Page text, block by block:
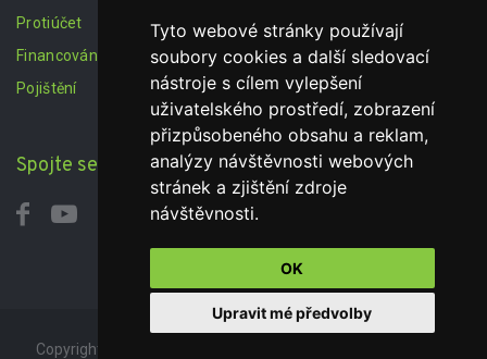
Tyto webové stránky používají
soubory cookies a další sledovací
nástroje s cílem vylepšení
uživatelského prostředí, zobrazení
přizpůsobeného obsahu a reklam,
analýzy návštěvnosti webových
stránek a zjištění zdroje
návštěvnosti.
OK
Upravit mé předvolby
Protiúčet
Financování
Pojištění
Spojte se s námi
Copyright autobazar JamaAuto © 2019. All Rights Reserved.